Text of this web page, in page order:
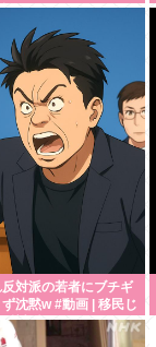
そうか
対派の若者にブチギ
沈黙w #動画 | 移民じ
対派だぞ